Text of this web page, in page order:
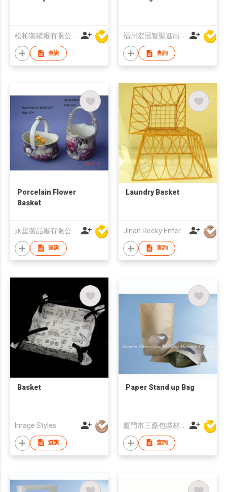
松柏製罐廠有限公司
查詢
福州宏冠智聖進出口有限公司
查詢
Porcelain Flower
Basket
查詢
Laundry Basket
Jinan Reeky Enterprise Co., Ltd.
查詢
Basket
Image Styles
查詢
Paper Stand up Bag
廈門市三磊包裝材料有限公司
查詢